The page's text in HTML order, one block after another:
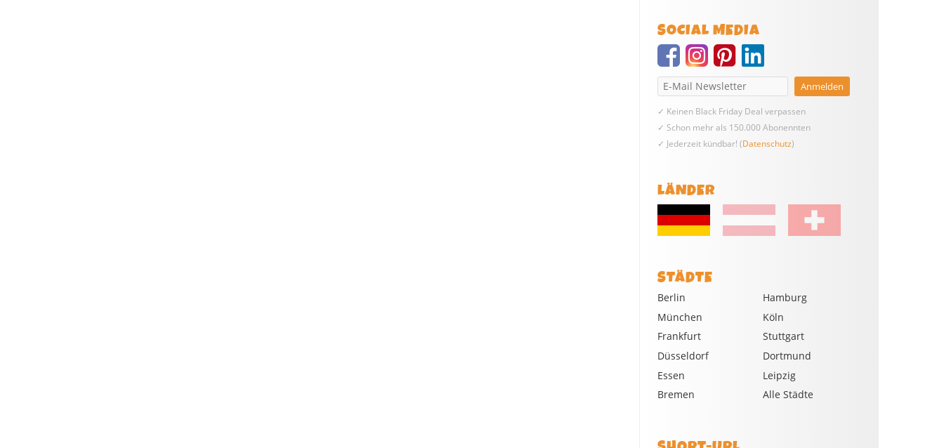
SOCIAL MEDIA
✓ Keinen Black Friday Deal verpassen
✓ Schon mehr als 150.000 Abonennten
✓ Jederzeit kündbar! (Datenschutz)
LÄNDER
STÄDTE
Berlin
Hamburg
München
Köln
Frankfurt
Stuttgart
Düsseldorf
Dortmund
Essen
Leipzig
Bremen
Alle Städte